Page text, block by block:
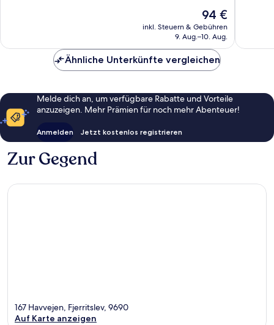
Bewertungen
Der
Preis
beträgt
94 €
inkl. Steuern & Gebühren
9. Aug.–10. Aug.
Ähnliche Unterkünfte vergleichen
Melde dich an, um verfügbare Rabatte und Vorteile
anzuzeigen. Mehr Prämien für noch mehr Abenteuer!
Anmelden Jetzt kostenlos registrieren
Zur Gegend
167 Havvejen, Fjerritslev, 9690
Auf Karte anzeigen